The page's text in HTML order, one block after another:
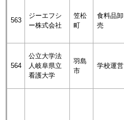
563
ジーエフシ
ー株式会社
笠松
町
食料品卸
売
564
公立大学法
人岐阜県立
看護大学
羽島
市
学校運営